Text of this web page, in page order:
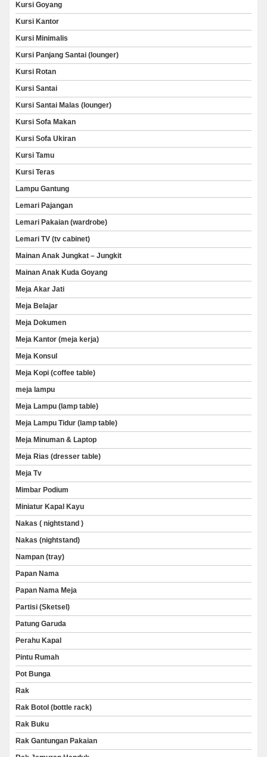
Kursi Goyang
Kursi Kantor
Kursi Minimalis
Kursi Panjang Santai (lounger)
Kursi Rotan
Kursi Santai
Kursi Santai Malas (lounger)
Kursi Sofa Makan
Kursi Sofa Ukiran
Kursi Tamu
Kursi Teras
Lampu Gantung
Lemari Pajangan
Lemari Pakaian (wardrobe)
Lemari TV (tv cabinet)
Mainan Anak Jungkat – Jungkit
Mainan Anak Kuda Goyang
Meja Akar Jati
Meja Belajar
Meja Dokumen
Meja Kantor (meja kerja)
Meja Konsul
Meja Kopi (coffee table)
meja lampu
Meja Lampu (lamp table)
Meja Lampu Tidur (lamp table)
Meja Minuman & Laptop
Meja Rias (dresser table)
Meja Tv
Mimbar Podium
Miniatur Kapal Kayu
Nakas ( nightstand )
Nakas (nightstand)
Nampan (tray)
Papan Nama
Papan Nama Meja
Partisi (Sketsel)
Patung Garuda
Perahu Kapal
Pintu Rumah
Pot Bunga
Rak
Rak Botol (bottle rack)
Rak Buku
Rak Gantungan Pakaian